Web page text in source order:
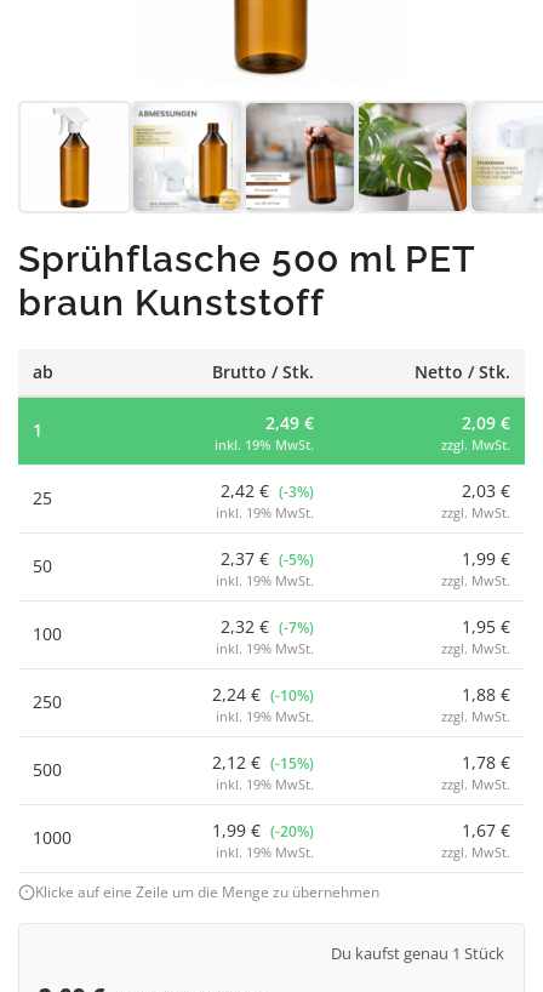
Sprühflasche 500 ml PET
braun Kunststoff
ab Brutto / Stk. Netto / Stk.
1 2,49 €
inkl. 19% MwSt.
2,09 €
zzgl. MwSt.
25 2,42 € (-3%)
inkl. 19% MwSt.
2,03 €
zzgl. MwSt.
50 2,37 € (-5%)
inkl. 19% MwSt.
1,99 €
zzgl. MwSt.
100 2,32 € (-7%)
inkl. 19% MwSt.
1,95 €
zzgl. MwSt.
250 2,24 € (-10%)
inkl. 19% MwSt.
1,88 €
zzgl. MwSt.
500 2,12 € (-15%)
inkl. 19% MwSt.
1,78 €
zzgl. MwSt.
1000 1,99 € (-20%)
inkl. 19% MwSt.
1,67 €
zzgl. MwSt.
Klicke auf eine Zeile um die Menge zu übernehmen
Du kaufst genau 1 Stück